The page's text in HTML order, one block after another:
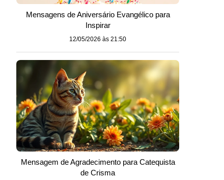
Mensagens de Aniversário Evangélico para
Inspirar
12/05/2026 às 21:50
Mensagem de Agradecimento para Catequista
de Crisma